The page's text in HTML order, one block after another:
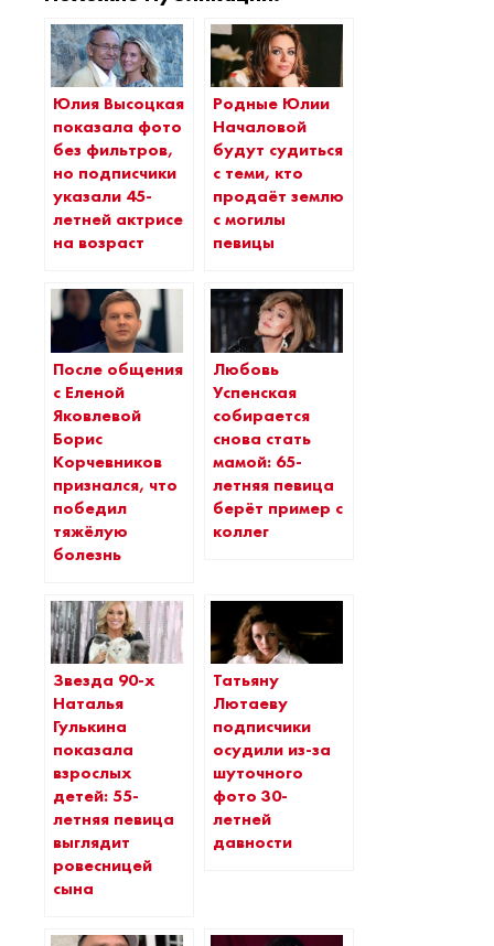
Юлия Высоцкая
показала фото
без фильтров,
но подписчики
указали 45-
летней актрисе
на возраст
Родные Юлии
Началовой
будут судиться
с теми, кто
продаёт землю
с могилы
певицы
После общения
с Еленой
Яковлевой
Борис
Корчевников
признался, что
победил
тяжёлую
болезнь
Любовь
Успенская
собирается
снова стать
мамой: 65-
летняя певица
берёт пример с
коллег
Звезда 90-х
Наталья
Гулькина
показала
взрослых
детей: 55-
летняя певица
выглядит
ровесницей
сына
Татьяну
Лютаеву
подписчики
осудили из-за
шуточного
фото 30-
летней
давности